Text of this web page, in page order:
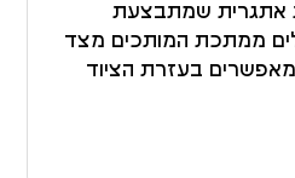
אתגרית שמתבצעת
ממתכת המותכים מצד
בעזרת הציוד